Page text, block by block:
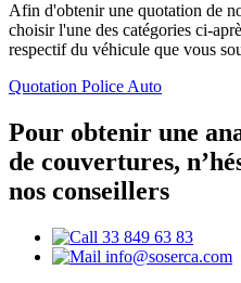
Afin d'obtenir une quotation de
choisir l'une des catégories ci-
respectif du véhicule que vous
Quotation Police Auto
Pour obtenir une
de couvertures,
nos conseillers
33 849 63 83
info@soserca.com